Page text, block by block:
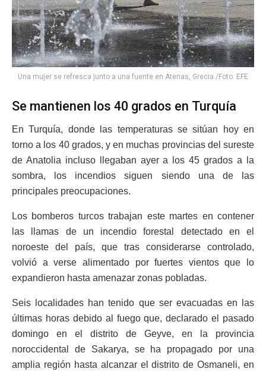
Una mujer se refresca junto a una fuente en Atenas, Grecia./Foto: EFE
Se mantienen los 40 grados en Turquía
En Turquía, donde las temperaturas se sitúan hoy en
torno a los 40 grados, y en muchas provincias del sureste
de Anatolia incluso llegaban ayer a los 45 grados a la
sombra, los incendios siguen siendo una de las
principales preocupaciones.
Los bomberos turcos trabajan este martes en contener
las llamas de un incendio forestal detectado en el
noroeste del país, que tras considerarse controlado,
volvió a verse alimentado por fuertes vientos que lo
expandieron hasta amenazar zonas pobladas.
Seis localidades han tenido que ser evacuadas en las
últimas horas debido al fuego que, declarado el pasado
domingo en el distrito de Geyve, en la provincia
noroccidental de Sakarya, se ha propagado por una
amplia región hasta alcanzar el distrito de Osmaneli, en